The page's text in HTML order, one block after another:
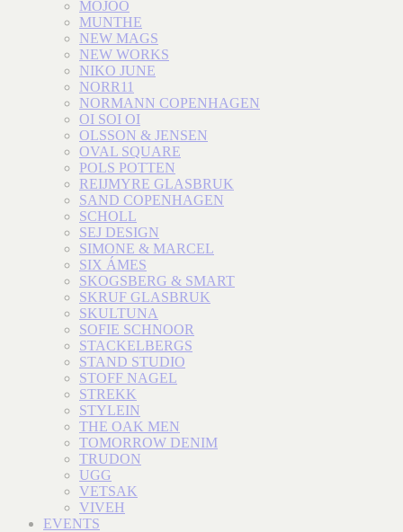
MOJOO
MUNTHE
NEW MAGS
NEW WORKS
NIKO JUNE
NORR11
NORMANN COPENHAGEN
OI SOI OI
OLSSON & JENSEN
OVAL SQUARE
POLS POTTEN
REIJMYRE GLASBRUK
SAND COPENHAGEN
SCHOLL
SEJ DESIGN
SIMONE & MARCEL
SIX ÁMES
SKOGSBERG & SMART
SKRUF GLASBRUK
SKULTUNA
SOFIE SCHNOOR
STACKELBERGS
STAND STUDIO
STOFF NAGEL
STREKK
STYLEIN
THE OAK MEN
TOMORROW DENIM
TRUDON
UGG
VETSAK
VIVEH
EVENTS